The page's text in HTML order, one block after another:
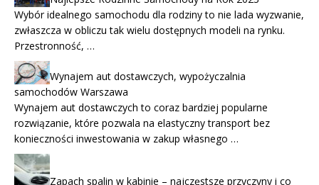
Wybór idealnego samochodu dla rodziny to nie lada wyzwanie,
zwłaszcza w obliczu tak wielu dostępnych modeli na rynku.
Przestronność, …
Wynajem aut dostawczych, wypożyczalnia
samochodów Warszawa
Wynajem aut dostawczych to coraz bardziej popularne
rozwiązanie, które pozwala na elastyczny transport bez
konieczności inwestowania w zakup własnego …
Zapach spalin w kabinie – najczęstsze przyczyny i co